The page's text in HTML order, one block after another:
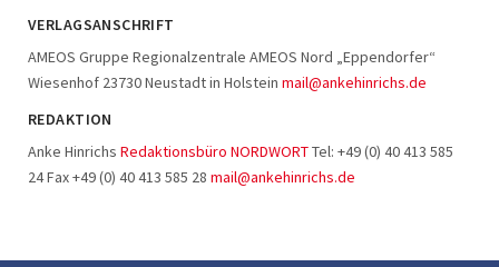
VERLAGSANSCHRIFT
AMEOS Gruppe Regionalzentrale AMEOS Nord „Eppendorfer“
Wiesenhof 23730 Neustadt in Holstein mail@ankehinrichs.de
REDAKTION
Anke Hinrichs Redaktionsbüro NORDWORTTel: +49 (0) 40 413 585
24 Fax +49 (0) 40 413 585 28 mail@ankehinrichs.de